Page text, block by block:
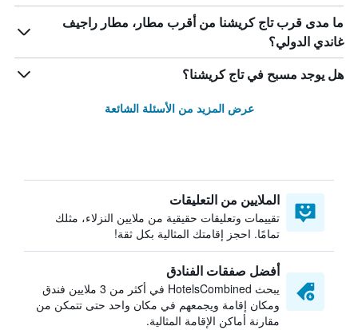
ما مدى قرب تاج كريشنا من أقرب مطار، مطار راجيف
غاندي الدولي؟
هل يوجد مسبح في تاج كريشنا؟
عرض المزيد من الأسئلة الشائعة
الملايين من التعليقات
تقييمات وتعليقات حقيقية من ملايين النزلاء، مثلك
تمامًا. احجز إقامتك المثالية بكل ثقة!
أفضل صفقات الفنادق
يبحث HotelsCombined في أكثر من 3 ملايين فندق
ومكان إقامة ويجمعهم في مكان واحد حتى تتمكن من
مقارنة أماكن الإقامة المثالية.